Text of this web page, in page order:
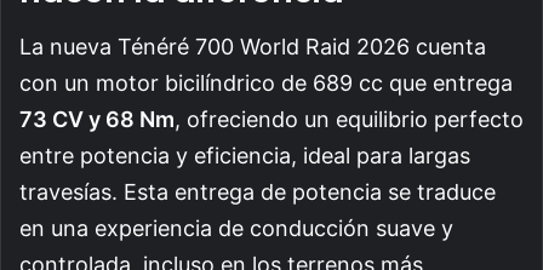
La nueva Ténéré 700 World Raid 2026 cuenta
con un motor bicilíndrico de 689 cc que entrega
73 CV y 68 Nm, ofreciendo un equilibrio perfecto
entre potencia y eficiencia, ideal para largas
travesías. Esta entrega de potencia se traduce
en una experiencia de conducción suave y
controlada, incluso en los terrenos más